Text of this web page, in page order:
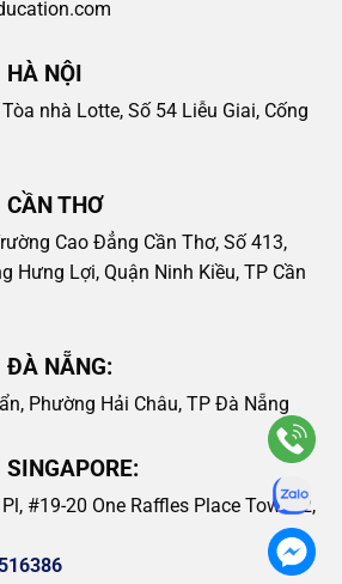
HÀ NỘI
nhà Lotte, Số 54 Liễu Giai, Cống
THƠ
Cao Đẳng Cần Thơ, Số 413,
Hưng Lợi, Quận Ninh Kiều, TP Cần
ĐÀ NẴNG:
Phường Hải Châu, TP Đà Nẵng
#19-20 One Raffles Place Tower 2,